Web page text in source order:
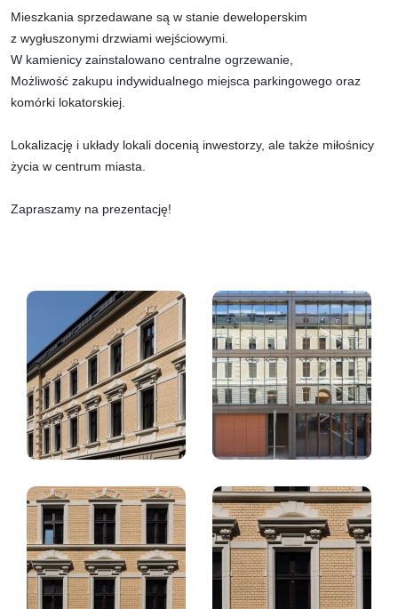
Mieszkania sprzedawane są w stanie deweloperskim
z wygłuszonymi drzwiami wejściowymi.
W kamienicy zainstalowano centralne ogrzewanie,
Możliwość zakupu indywidualnego miejsca parkingowego oraz
komórki lokatorskiej.
Lokalizację i układy lokali docenią inwestorzy, ale także miłośnicy
życia w centrum miasta.
Zapraszamy na prezentację!